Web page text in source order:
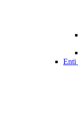
Enti